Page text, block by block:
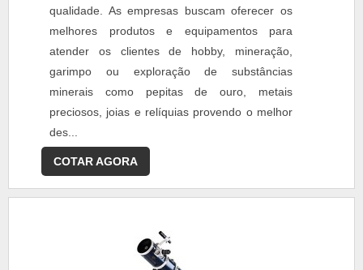
qualidade. As empresas buscam oferecer os
melhores produtos e equipamentos para
atender os clientes de hobby, mineração,
garimpo ou exploração de substâncias
minerais como pepitas de ouro, metais
preciosos, joias e relíquias provendo o melhor
des...
COTAR AGORA